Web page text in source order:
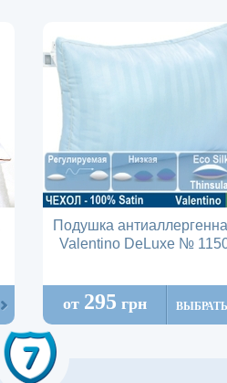
Подушка
Valentino DeLuxe №
от 295 грн ВЫБРАТЬ